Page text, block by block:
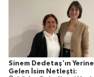
Sinem Dedetaş'ın Yerine
Gelen İsim Netleşti: